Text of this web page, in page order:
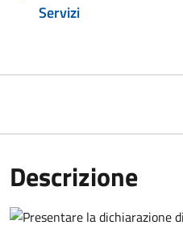
Servizi
Descrizione